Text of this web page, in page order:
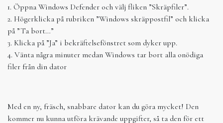
1. Öppna Windows Defender och välj fliken ”Skräpfiler”.
2. Högerklicka på rubriken ”Windows skräppostfil” och klicka
på ”Ta bort…”
3. Klicka på ”Ja” i bekräftelsefönstret som dyker upp.
4. Vänta några minuter medan Windows tar bort alla onödiga
filer från din dator
Med en ny, fräsch, snabbare dator kan du göra mycket! Den
kommer nu kunna utföra krävande uppgifter, så ta den för ett